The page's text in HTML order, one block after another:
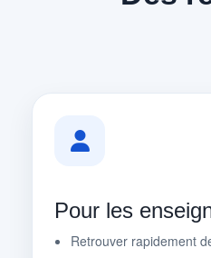
Pour les
Retrouver rapidement